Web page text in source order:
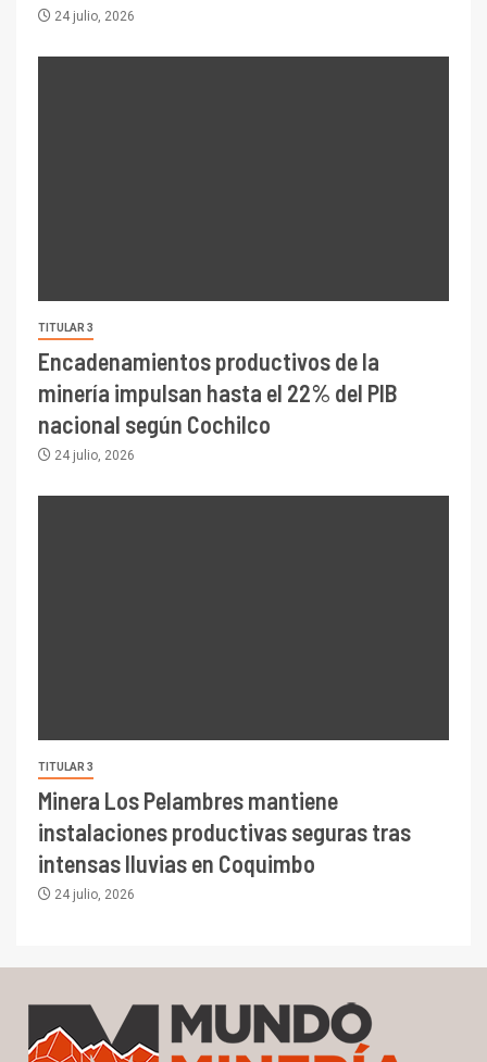
24 julio, 2026
TITULAR 3
Encadenamientos productivos de la
minería impulsan hasta el 22% del PIB
nacional según Cochilco
24 julio, 2026
TITULAR 3
Minera Los Pelambres mantiene
instalaciones productivas seguras tras
intensas lluvias en Coquimbo
24 julio, 2026